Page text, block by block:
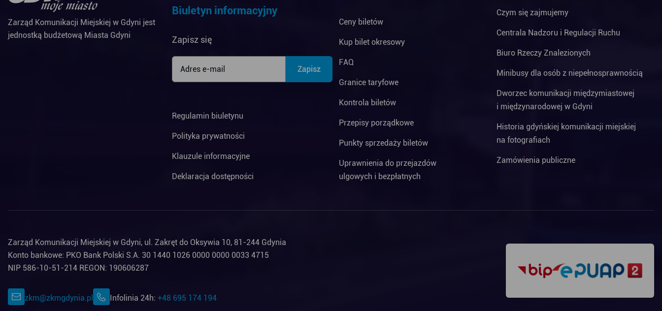
Zarząd Komunikacji Miejskiej w Gdyni jest
jednostką budżetową Miasta Gdyni
Biuletyn informacyjny
Zapisz się
Regulamin biuletynu
Polityka prywatności
Klauzule informacyjne
Deklaracja dostępności
Ceny biletów
Kup bilet okresowy
FAQ
Granice taryfowe
Kontrola biletów
Przepisy porządkowe
Punkty sprzedaży biletów
Uprawnienia do przejazdów
ulgowych i bezpłatnych
Czym się zajmujemy
Centrala Nadzoru i Regulacji Ruchu
Biuro Rzeczy Znalezionych
Minibusy dla osób z niepełnosprawnością
Dworzec komunikacji międzymiastowej
i międzynarodowej w Gdyni
Historia gdyńskiej komunikacji miejskiej
na fotografiach
Zamówienia publiczne
Zarząd Komunikacji Miejskiej w Gdyni, ul. Zakręt do Oksywia 10, 81-244 Gdynia
Konto bankowe: PKO Bank Polski S.A. 30 1440 1026 0000 0000 0033 4715
NIP 586-10-51-214 REGON: 190606287
zkm@zkmgdynia.pl Infolinia 24h: +48 695 174 194